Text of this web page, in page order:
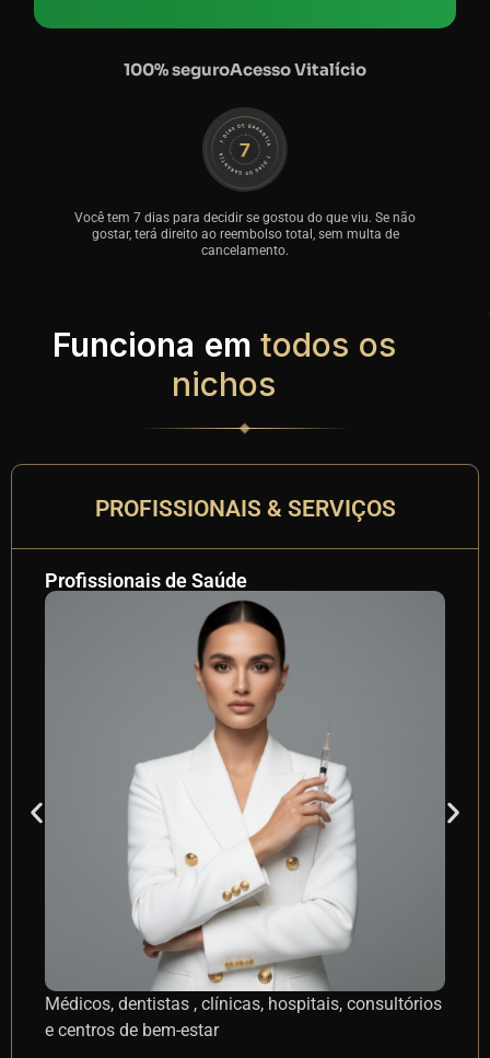
100% seguroAcesso Vitalício
Você tem 7 dias para decidir se gostou do que viu. Se não
gostar, terá direito ao reembolso total, sem multa de
cancelamento.
Funciona em todos os
nichos
PROFISSIONAIS & SERVIÇOS
Profissionais de Saúde
Médicos, dentistas , clínicas, hospitais, consultórios
e centros de bem-estar